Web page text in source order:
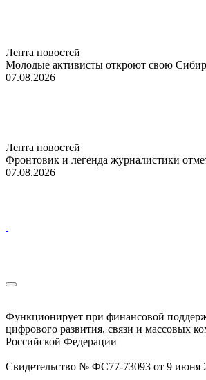
Лента новостей
Молодые активисты откроют свою
07.08.2026
Лента новостей
Фронтовик и легенда журналистики
07.08.2026
Функционирует при финансовой
цифрового развития, связи и массовых
Российской Федерации
Свидетельство № ФС77-73093 от 9 июня